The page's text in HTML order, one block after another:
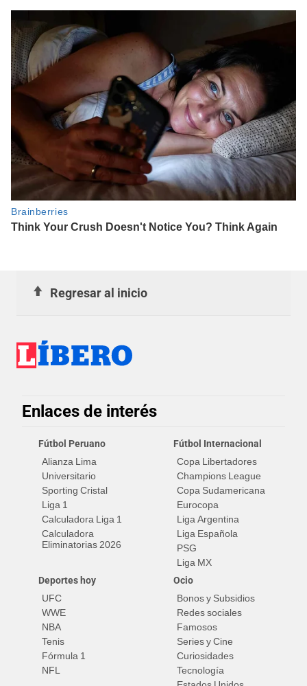
Regresar al inicio
Enlaces de interés
Fútbol Peruano
Alianza Lima
Universitario
Sporting Cristal
Liga 1
Calculadora Liga 1
Calculadora
Eliminatorias 2026
Fútbol Internacional
Copa Libertadores
Champions League
Copa Sudamericana
Eurocopa
Liga Argentina
Liga Española
PSG
Liga MX
Deportes hoy
UFC
WWE
NBA
Tenis
Fórmula 1
NFL
Ocio
Bonos y Subsidios
Redes sociales
Famosos
Series y Cine
Curiosidades
Tecnología